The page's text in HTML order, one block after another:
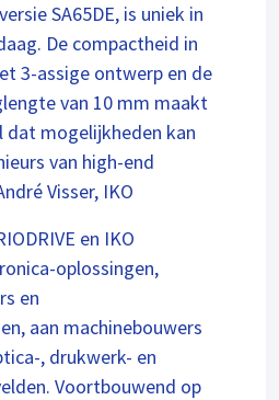
SA65DE, is uniek in
De compactheid in
3-assige ontwerp en de
van 10 mm maakt
dat mogelijkheden kan
van high-end
Visser, IKO
en IKO
oplossingen,
en
aan machinebouwers
, drukwerk- en
Voortbouwend op